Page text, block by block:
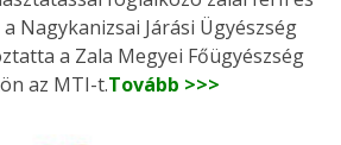
Nagykanizsai Járási Ügyészség
a Zala Megyei Főügyészség
az MTI-t.Tovább >>>